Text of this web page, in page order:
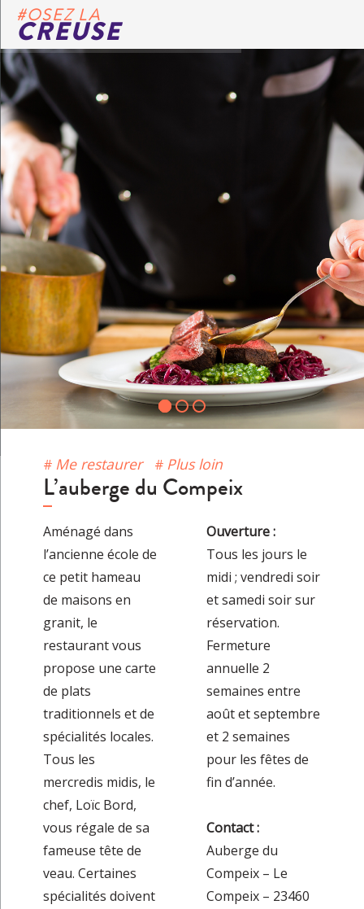
#OSEZ LA
CREUSE
Me restaurer Plus loin
L’auberge du Compeix
Aménagé dans
l’ancienne école de
ce petit hameau
de maisons en
granit, le
restaurant vous
propose une carte
de plats
traditionnels et de
spécialités locales.
Tous les
mercredis midis, le
chef, Loïc Bord,
vous régale de sa
fameuse tête de
veau. Certaines
spécialités doivent
Ouverture :
Tous les jours le
midi ; vendredi soir
et samedi soir sur
réservation.
Fermeture
annuelle 2
semaines entre
août et septembre
et 2 semaines
pour les fêtes de
fin d’année.
Contact :
Auberge du
Compeix – Le
Compeix – 23460